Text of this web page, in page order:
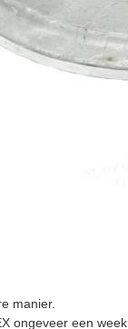
manier.
ongeveer een week.